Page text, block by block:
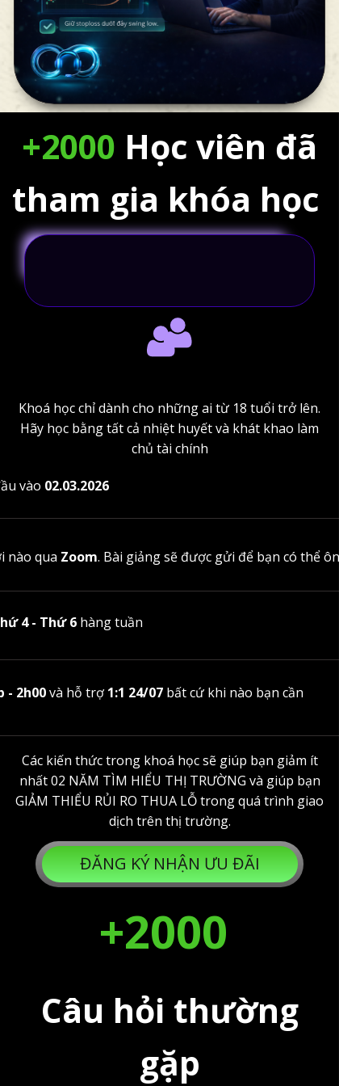
+2000 Học viên đã
tham gia khóa học
+2000
Các kiến thức trong khoá học sẽ giúp bạn giảm ít
nhất 02 NĂM TÌM HIỂU THỊ TRƯỜNG và giúp bạn
GIẢM THIỂU RỦI RO THUA LỖ trong quá trình giao
dịch trên thị trường.
ĐĂNG KÝ NHẬN ƯU ĐÃI
Khoá học chỉ dành cho những ai từ 18 tuổi trở lên.
Hãy học bằng tất cả nhiệt huyết và khát khao làm
chủ tài chính
vào 02.03.2026
nào qua Zoom. Bài giảng sẽ được gửi để bạn có thể ôn
4 - Thứ 6hàng tuần
- 2h00và hỗ trợ 1:1 24/07bất cứ khi nào bạn cần
Câu hỏi thường
gặp